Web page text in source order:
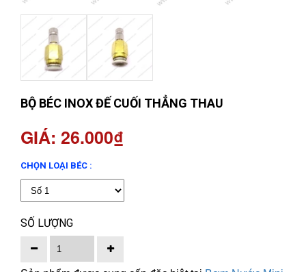
BỘ BÉC INOX ĐẾ CUỐI THẲNG THAU
GIÁ: 26.000₫
CHỌN LOẠI BÉC :
SỐ LƯỢNG